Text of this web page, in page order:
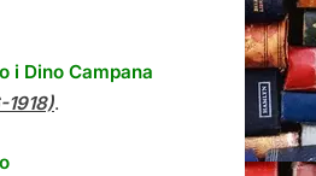
i Dino Campana
1918).